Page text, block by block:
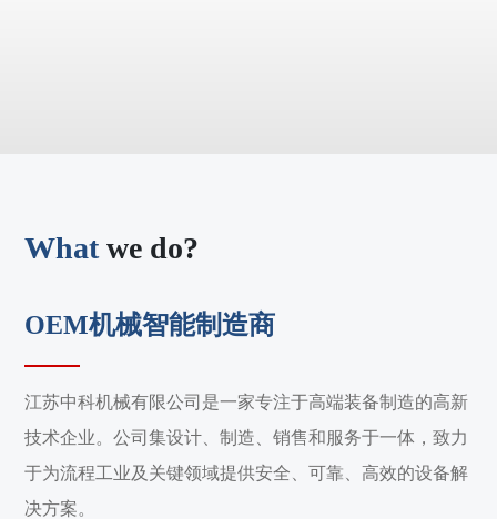
Whatwe do?
OEM机械智能制造商
江苏中科机械有限公司是一家专注于高端装备制造的高新
技术企业。公司集设计、制造、销售和服务于一体，致力
于为流程工业及关键领域提供安全、可靠、高效的设备解
决方案。